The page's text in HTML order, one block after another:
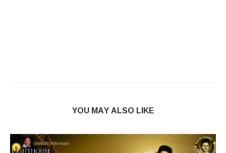
YOU MAY ALSO LIKE